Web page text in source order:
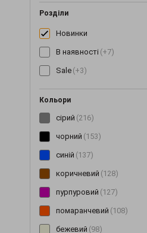
Розділи
Новинки
В наявності (+7)
Sale (+3)
Кольори
сірий (216)
чорний (153)
синій (137)
коричневий (128)
пурпуровий (127)
помаранчевий (108)
бежевий (98)